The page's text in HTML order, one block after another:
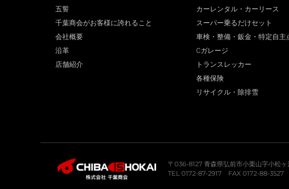
五誓
千葉商会がお客様に誇れること
会社概要
沿革
店舗紹介
カーレンタル・カーリース
スーパー乗るだけセット
車検・整備・鈑金・特定自主
Cガレージ
トランスレッカー
各種保険
リサイクル・除排雪
〒036-8127 青森県弘前市小栗山字小松
TEL 0172-87-2917 FAX 0172-88-3527